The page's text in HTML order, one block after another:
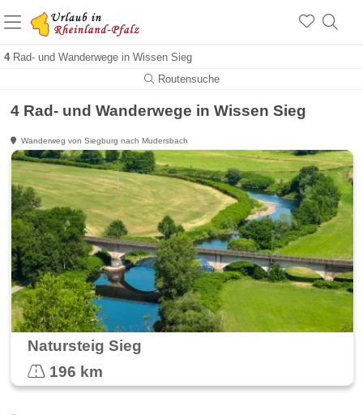
4Rad- und Wanderwege in Wissen Sieg
Routensuche
+1.500 Unterkünfte in Rheinland-Pfalz
+1.000 Sehenswürdigkeiten
4 Rad- und Wanderwege in Wissen Sieg
Wanderweg von Siegburg nach Mudersbach
Natursteig Sieg
196 km